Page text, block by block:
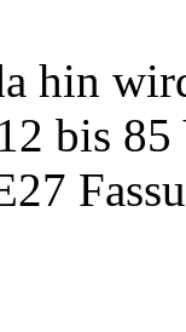
hin
bis